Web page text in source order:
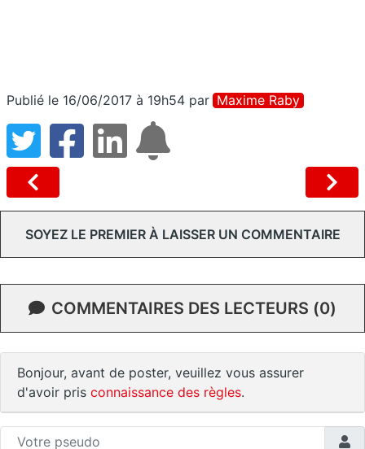
Publié le 16/06/2017 à 19h54 par Maxime Raby
SOYEZ LE PREMIER À LAISSER UN COMMENTAIRE
COMMENTAIRES DES LECTEURS (0)
Bonjour, avant de poster, veuillez vous assurer
d'avoir pris connaissance des règles.